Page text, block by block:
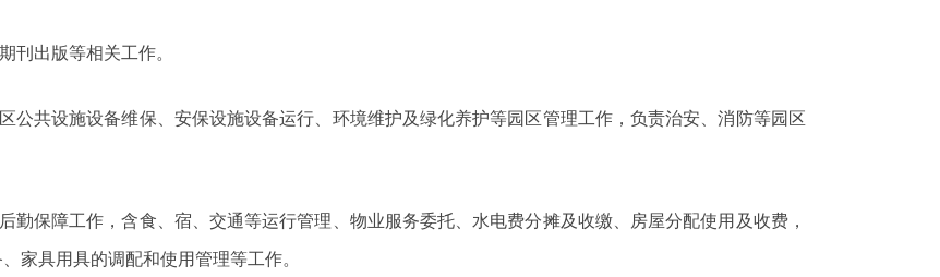
刊出版等相关工作。
公共设施设备维保、安保设施设备运行、环境维护及绿化养护等园区管理工作，负责治安、消防等园区
勤保障工作，含食、宿、交通等运行管理、物业服务委托、水电费分摊及收缴、房屋分配使用及收费，
家具用具的调配和使用管理等工作。